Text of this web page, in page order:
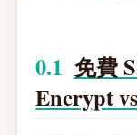
免費
Encrypt